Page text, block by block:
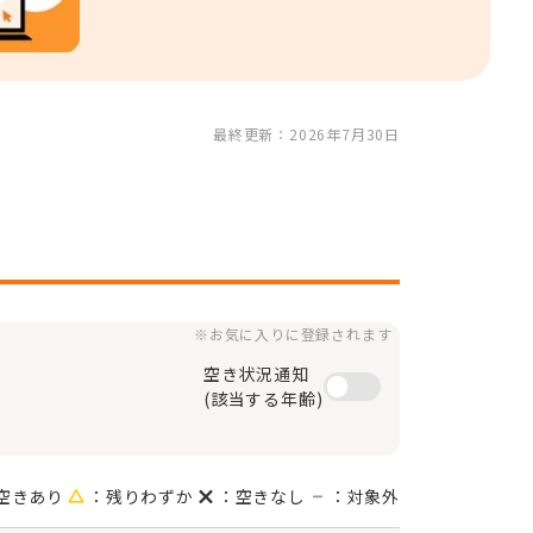
最終更新：2026年7月30日
※お気に入りに登録されます
空き状況通知
(該当する年齢)
きあり ：残りわずか ：空きなし ：対象外